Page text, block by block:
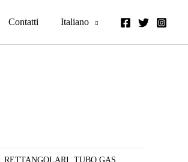
Contatti Italiano
RETTANGOLARI TUBO GAS